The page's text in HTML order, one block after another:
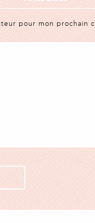
pour mon prochain